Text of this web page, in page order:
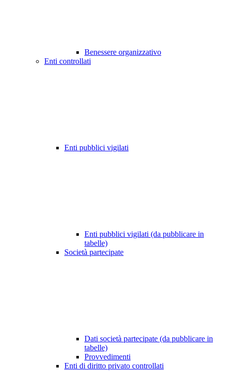
Benessere organizzativo
Enti controllati
Enti pubblici vigilati
Enti pubblici vigilati (da pubblicare in
tabelle)
Società partecipate
Dati società partecipate (da pubblicare in
tabelle)
Provvedimenti
Enti di diritto privato controllati